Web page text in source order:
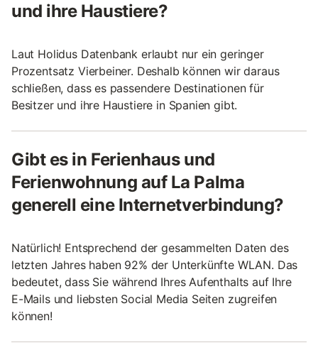
und ihre Haustiere?
Laut Holidus Datenbank erlaubt nur ein geringer
Prozentsatz Vierbeiner. Deshalb können wir daraus
schließen, dass es passendere Destinationen für
Besitzer und ihre Haustiere in Spanien gibt.
Gibt es in Ferienhaus und
Ferienwohnung auf La Palma
generell eine Internetverbindung?
Natürlich! Entsprechend der gesammelten Daten des
letzten Jahres haben 92% der Unterkünfte WLAN. Das
bedeutet, dass Sie während Ihres Aufenthalts auf Ihre
E-Mails und liebsten Social Media Seiten zugreifen
können!